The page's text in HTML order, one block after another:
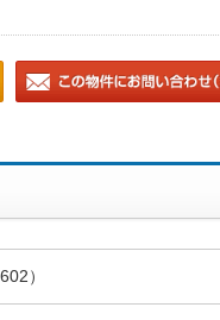
）